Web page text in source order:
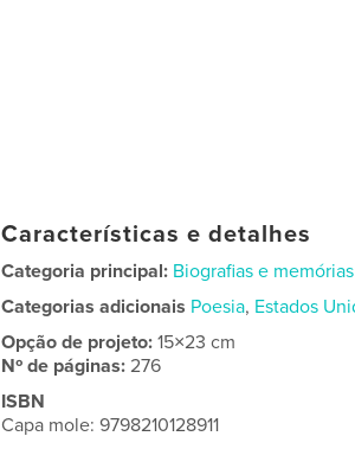
Características e detalhes
Categoria principal: Biografias e memórias
Categorias adicionais Poesia, Estados
Opção de projeto:15×23 cm
Nº de páginas:276
ISBN
Capa mole: 9798210128911